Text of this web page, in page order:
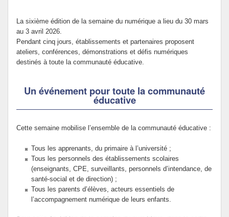
La sixième édition de la semaine du numérique a lieu du 30 mars
au 3 avril 2026.
Pendant cinq jours, établissements et partenaires proposent
ateliers, conférences, démonstrations et défis numériques
destinés à toute la communauté éducative.
Un événement pour toute la communauté
éducative
Cette semaine mobilise l’ensemble de la communauté éducative :
Tous les apprenants, du primaire à l’université ;
Tous les personnels des établissements scolaires
(enseignants, CPE, surveillants, personnels d’intendance, de
santé-social et de direction) ;
Tous les parents d’élèves, acteurs essentiels de
l’accompagnement numérique de leurs enfants.